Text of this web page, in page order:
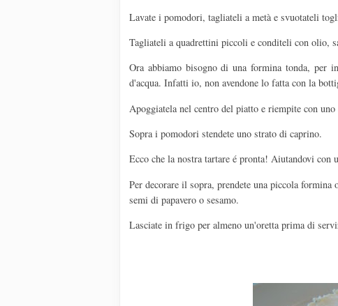
Lavate i pomodori, tagliateli a metà e svuotateli
Tagliateli a quadrettini piccoli e conditeli con olio,
Ora abbiamo bisogno di una formina tonda, per
d'acqua. Infatti io, non avendone lo fatta con la
Apoggiatela nel centro del piatto e riempite con
Sopra i pomodori stendete uno strato di caprino.
Ecco che la nostra tartare é pronta! Aiutandovi
Per decorare il sopra, prendete una piccola
semi di papavero o sesamo.
Lasciate in frigo per almeno un'oretta prima di